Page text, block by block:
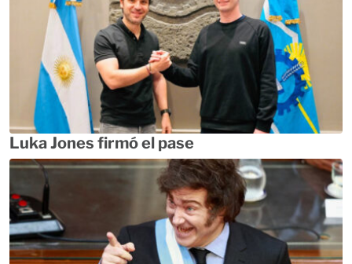
Luka Jones firmó el pase